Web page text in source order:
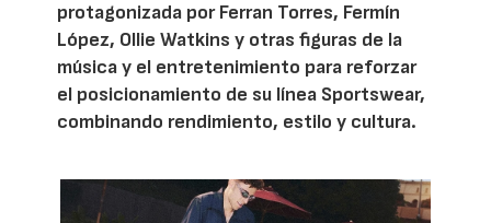
protagonizada por Ferran Torres, Fermín
López, Ollie Watkins y otras figuras de la
música y el entretenimiento para reforzar
el posicionamiento de su línea Sportswear,
combinando rendimiento, estilo y cultura.